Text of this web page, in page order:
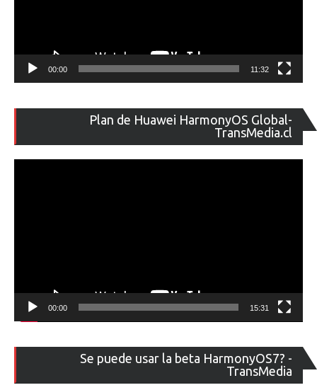
00:00 11:32
Plan de Huawei HarmonyOS Global-
TransMedia.cl
de
00:00 15:31
Se puede usar la beta HarmonyOS7? -
TransMedia
de